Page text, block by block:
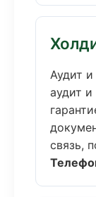
Аудит
аудит
связь,